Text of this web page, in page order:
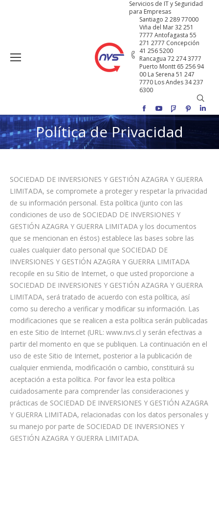
Servicios de IT y Seguridad
para Empresas
Santiago 2 289 77000
Viña del Mar 32 251
7777 Antofagasta 55
271 2777 Concepción
41 256 5200
Rancagua 72 274 3777
Puerto Montt 65 256 94
00 La Serena 51 247
7770 Los Andes 34 237
6300
Buscar:
Facebook
YouTubeFoursquare
Pinterest
Política de Privacidad
SOCIEDAD DE INVERSIONES Y GESTIÓN AZAGRA Y GUERRA
LIMITADA, se compromete a proteger y respetar la privacidad
de su información personal. Esta política (junto con las
condiciones de uso de SOCIEDAD DE INVERSIONES Y
GESTIÓN AZAGRA Y GUERRA LIMITADA y los documentos
que se mencionan en éstos) establece las bases sobre las
cuales cualquier dato personal que SOCIEDAD DE
INVERSIONES Y GESTIÓN AZAGRA Y GUERRA LIMITADA
recopile en su Sitio de Internet, o que usted proporcione a
SOCIEDAD DE INVERSIONES Y GESTIÓN AZAGRA Y GUERRA
LIMITADA, será tratado de acuerdo con esta política, así
como su derecho a verificar y modificar su información. Las
modificaciones que se realicen a esta política serán publicadas
en este Sitio de Internet (URL: www.nvs.cl y serán efectivas a
partir del momento en que se publiquen. La continuación en el
uso de este Sitio de Internet, posterior a la publicación de
cualquier enmienda, modificación o cambio, constituirá su
aceptación a esta política. Por favor lea esta política
cuidadosamente para comprender las consideraciones y
prácticas de SOCIEDAD DE INVERSIONES Y GESTIÓN AZAGRA
Y GUERRA LIMITADA, relacionadas con los datos personales y
su manejo por parte de SOCIEDAD DE INVERSIONES Y
GESTIÓN AZAGRA Y GUERRA LIMITADA.